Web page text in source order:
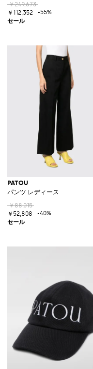
￥249,673
￥112,352
-55%
PATOU
パンツ レディース
￥88,015
￥52,808
-40%